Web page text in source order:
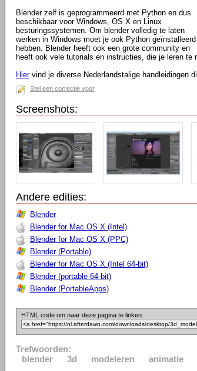
Blender zelf is geprogrammeerd met Python en dus
beschikbaar voor Windows, OS X en Linux
besturingssystemen. Om blender volledig te laten
werken in Windows moet je ook Python geïnstalleerd
hebben. Blender heeft ook een grote community en
heeft ook vele tutorials en instructies, die je leren te
Hiervind je diverse Nederlandstalige handleidingen
Stel een correctie voor
Screenshots:
Andere edities:
Blender
Blender for Mac OS X (Intel)
Blender for Mac OS X (PPC)
Blender (Portable)
Blender for Mac OS X (Intel 64-bit)
Blender (portable 64-bit)
Blender (PortableApps)
HTML code om naar deze pagina te linken:
Trefwoorden:
blender
3d modeleren animatie